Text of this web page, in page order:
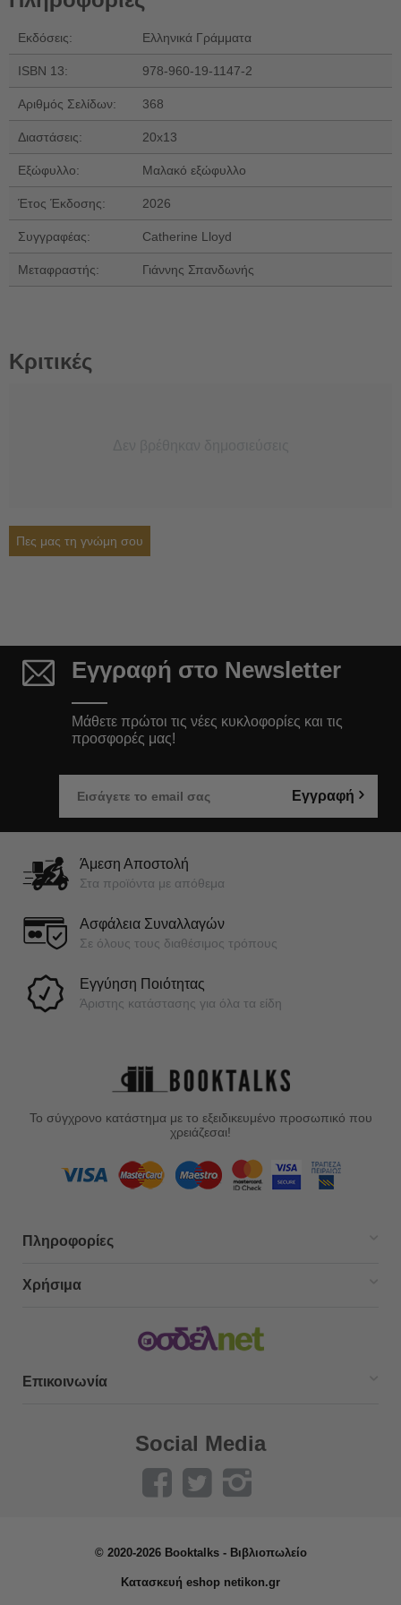
Εκδόσεις: Ελληνικά Γράμματα
ISBN 13: 978-960-19-1147-2
Αριθμός Σελίδων: 368
Διαστάσεις: 20x13
Εξώφυλλο: Μαλακό εξώφυλλο
Έτος Έκδοσης: 2026
Συγγραφέας: Catherine Lloyd
Μεταφραστής: Γιάννης Σπανδωνής
Κριτικές
Πες μας τη γνώμη σου
Εγγραφή στο Newsletter
Μάθετε πρώτοι τις νέες κυκλοφορίες και τις
προσφορές μας!
Εγγραφή
Άμεση Αποστολή
Στα προϊόντα με απόθεμα
Ασφάλεια Συναλλαγών
Σε όλους τους διαθέσιμος τρόπους
Εγγύηση Ποιότητας
Άριστης κατάστασης για όλα τα είδη
Το σύγχρονο κατάστημα με το εξειδικευμένο προσωπικό που
χρειάζεσαι!
Πληροφορίες
Χρήσιμα
Επικοινωνία
Social Media
© 2020-2026 Booktalks - Βιβλιοπωλείο
Κατασκευή eshop netikon.gr